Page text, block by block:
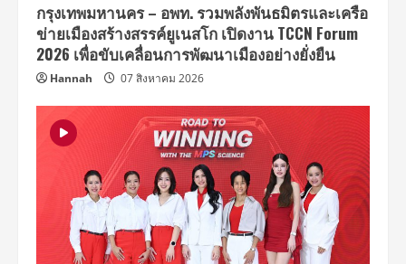
กรุงเทพมหานคร – อพท. รวมพลังพันธมิตรและเครือ
ข่ายเมืองสร้างสรรค์ยูเนสโก เปิดงาน TCCN Forum
2026 เพื่อขับเคลื่อนการพัฒนาเมืองอย่างยั่งยืน
Hannah 07 สิงหาคม 2026